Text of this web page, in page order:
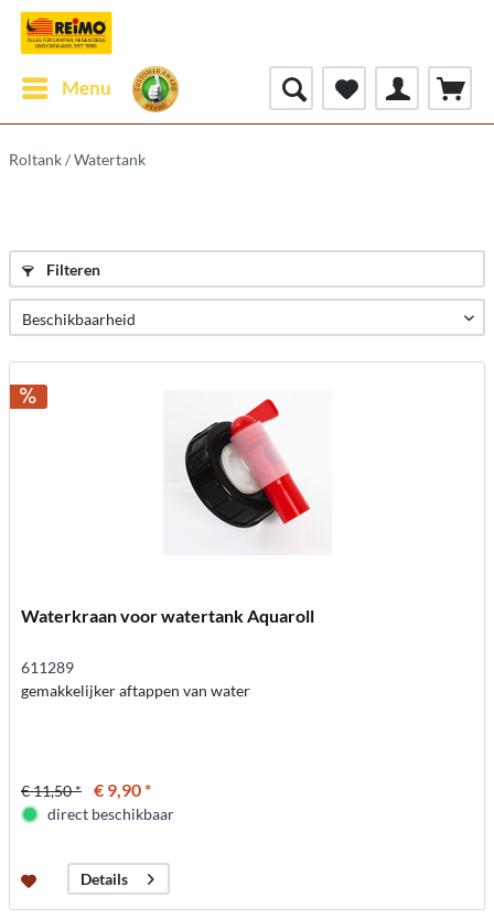
Menu
Roltank / Watertank
Filteren
Waterkraan voor watertank Aquaroll
611289
gemakkelijker aftappen van water
€ 11,50 * € 9,90 *
direct beschikbaar
Details